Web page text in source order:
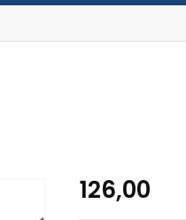
126,00